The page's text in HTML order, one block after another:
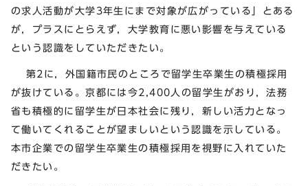
の求人活動が大学3年生にまで対象が広がっている」とある
が，プラスにとらえず，大学教育に悪い影響を与えている
という認識をしていただきたい。
第2に，外国籍市民のところで留学生卒業生の積極採用
が抜けている。京都には今2,400人の留学生がおり，法務
省も積極的に留学生が日本社会に残り，新しい活力となっ
て働いてくれることが望ましいという認識を示している。
本市企業での留学生卒業生の積極採用を視野に入れていた
だきたい。